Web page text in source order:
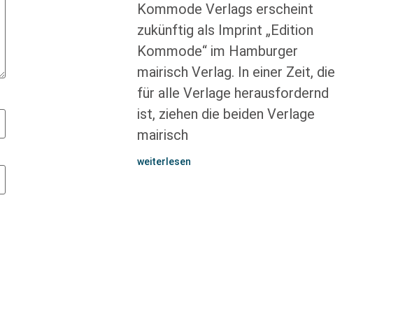
Kommode Verlags erscheint
zukünftig als Imprint „Edition
Kommode“ im Hamburger
mairisch Verlag. In einer Zeit, die
für alle Verlage herausfordernd
ist, ziehen die beiden Verlage
mairisch
weiterlesen